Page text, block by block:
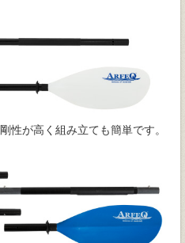
性が高く組み立ても簡単です。